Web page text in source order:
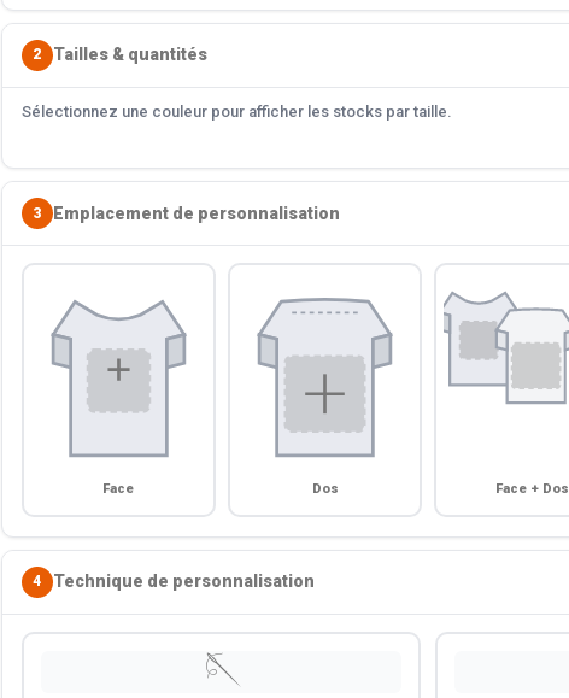
2 Tailles & quantités
Sélectionnez une couleur pour afficher les stocks par taille.
3 Emplacement de personnalisation
Face Dos Face + Dos
4 Technique de personnalisation
🪡